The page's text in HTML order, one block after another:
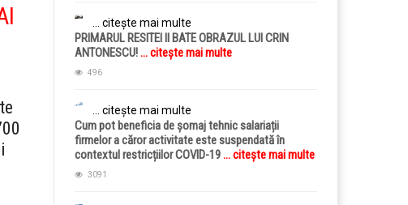
... citește mai multe
PRIMARUL RESITEI II BATE OBRAZUL LUI CRIN
ANTONESCU!... citește mai multe
496
... citește mai multe
Cum pot beneficia de șomaj tehnic salariații
firmelor a căror activitate este suspendată în
contextul restricțiilor COVID-19... citește mai multe
3091